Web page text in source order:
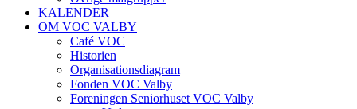
KALENDER
OM VOC VALBY
Café VOC
Historien
Organisationsdiagram
Fonden VOC Valby
Foreningen Seniorhuset VOC Valby